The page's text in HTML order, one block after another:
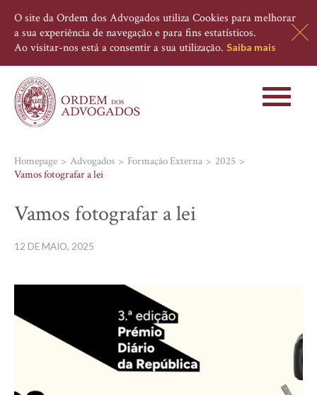
O site da Ordem dos Advogados utiliza Cookies para melhorar
a sua experiência de navegação e para fins estatísticos.
Ao visitar-nos está a consentir a sua utilização. Saiba mais
Toggle
Homepage Advogados Formação Externa
2025
Vamos fotografar a lei
Vamos fotografar a lei
12 DE MAIO, 2025